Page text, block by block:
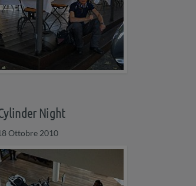
Night
Ottobre 2010